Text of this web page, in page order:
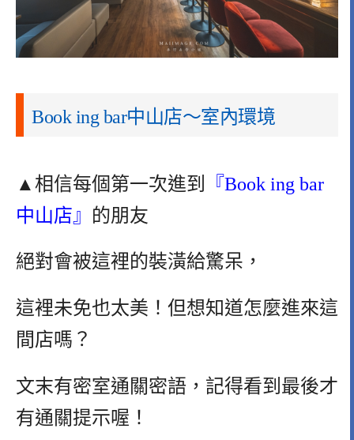
Book ing bar中山店～室內環境
▲相信每個第一次進到
『Book ing bar
中山店』 的朋友
絕對會被這裡的裝潢給驚呆，
這裡未免也太美！但想知道怎麼進來這
間店嗎？
文末有密室通關密語， 記得看到最後才
有通關提示喔！